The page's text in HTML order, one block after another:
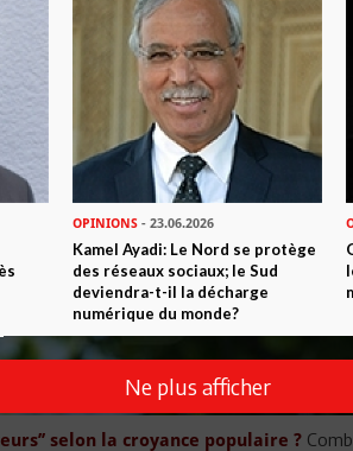
selon la croyance populaire ?
OPINIONS - 23.06.2026
Kamel Ayadi: Le Nord se protège
des réseaux sociaux; le Sud
deviendra-t-il la décharge
numérique du monde?
Ne plus afficher